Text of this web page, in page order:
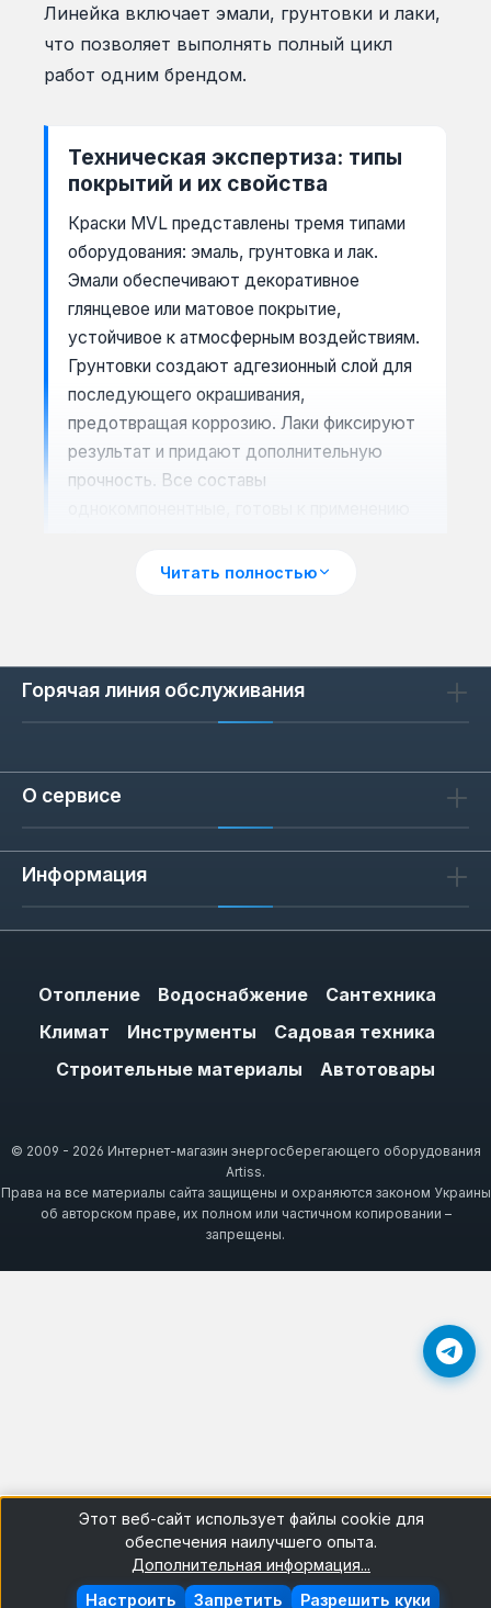
Линейка включает эмали, грунтовки и лаки,
что позволяет выполнять полный цикл
работ одним брендом.
Техническая экспертиза: типы
покрытий и их свойства
Краски MVL представлены тремя типами
оборудования: эмаль, грунтовка и лак.
Эмали обеспечивают декоративное
глянцевое или матовое покрытие,
устойчивое к атмосферным воздействиям.
Грунтовки создают адгезионный слой для
последующего окрашивания,
предотвращая коррозию. Лаки фиксируют
результат и придают дополнительную
прочность. Все составы
Эмали MVL подходят для ремонта
автомобильных деталей, садовой мебели,
для выравнивания впитываемости и защиты
для увеличения срока службы покрытия.
ложится равномерно без подтеков, что
поверхностей.
Как выбрать: глянец или
Выбор между глянцевой и матовой эмалью
зависит от желаемого визуального
эффекта: глянец подчеркивает цвет и легко
Частые вопросы
Читать полностью
Горячая линия обслуживания
О сервисе
Информация
Отопление Водоснабжение
Сантехника
Климат
Инструменты
Садовая техника
Строительные материалы
Автотовары
© 2009 - 2026 Интернет-магазин энергосберегающего оборудования
Artiss.
Права на все материалы сайта защищены и охраняются законом Украины
об авторском праве, их полном или частичном копировании –
запрещены.
Этот веб-сайт использует файлы cookie для
обеспечения наилучшего опыта.
Дополнительная информация...
Запретить
Настроить Разрешить куки